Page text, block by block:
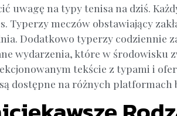
uwagę na typy tenisa na dziś.
Typerzy meczów obstawiający
Dodatkowo typerzy codziennie
wydarzenia, które w środowisku
tekście z typami i
dostępne na różnych